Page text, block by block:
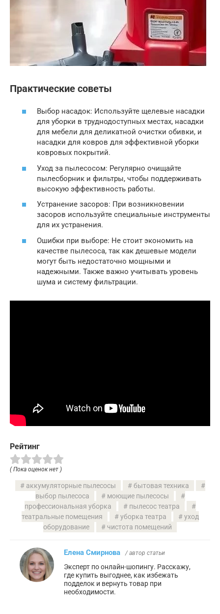
Практические советы
Выбор насадок: Используйте щелевые насадки
для уборки в труднодоступных местах, насадки
для мебели для деликатной очистки обивки, и
насадки для ковров для эффективной уборки
ковровых покрытий.
Уход за пылесосом: Регулярно очищайте
пылесборник и фильтры, чтобы поддерживать
высокую эффективность работы.
Устранение засоров: При возникновении
засоров используйте специальные инструменты
для их устранения.
Ошибки при выборе: Не стоит экономить на
качестве пылесоса, так как дешевые модели
могут быть недостаточно мощными и
надежными. Также важно учитывать уровень
шума и систему фильтрации.
Рейтинг
( Пока оценок нет )
аккумуляторные пылесосы
бытовая техника
выбор пылесоса
моющие пылесосы
профессиональная уборка
пылесос театра
театральные помещения
уборка театра
уход
оборудование
чистота помещений
Елена Смирнова / автор статьи
Эксперт по онлайн-шопингу. Расскажу,
где купить выгоднее, как избежать
подделок и вернуть товар при
необходимости.